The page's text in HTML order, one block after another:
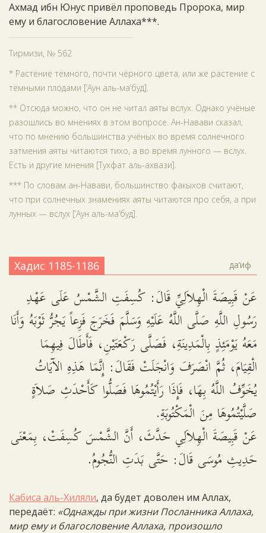
Ахмад ибн Юнус привёл проповедь Пророка, мир
ему и благословение Аллаха***.
Тирмизи, № 562
* Растение тёмного, почти чёрного цвета, или же растение с
тёмными плодами [‘Аун аль-ма‘буд].
** Отсюда можно, что он не читал аяты вслух. Однако учёные
разошлись во мнениях в этом вопросе. Ан-Навави сказал,
что по мнению большинства учёных во время солнечного
затмения аяты читаются тихо, а во время лунного — вслух.
Есть и другие мнения [Тухфат аль-ахвази].
*** По словам ан-Навави, большинство факыхов считают,
что при солнечных знамениях аяты читаются про себя, а при
лунных — вслух [‘Аун аль-ма‘буд].
Хадис 1185-1186 да‘иф
عَنْ قَبِيصَةَ الْهِلاَلِيِّ قَالَ: كُسِفَتِ الشَّمْسُ عَلَى عَهْدِ
رَسُولِ اللَّهِ صَلَّى اللَّهُ عَلَيْهِ وَسَلَّمَ فَخَرَجَ فَزِعاً يَجُرُّ ثَوْبَهُ وَأَنَا
مَعَهُ يَوْمَئِذٍ بِالْمَدِينَةِ، فَصَلَّى رَكْعَتَيْنِ، فَأَطَالَ فِيهِمَا
الْقِيَامَ، ثُمَّ انْصَرَفَ وَانْجَلَتْ فَقَالَ: إِنَّمَا هَذِهِ الآيَاتُ
يُخَوِّفُ اللَّهُ بِهَا، فَإِذَا رَأَيْتُمُوهَا فَصَلُّوا كَأَحْدَثِ صَلاَةٍ
صَلَّيْتُمُوهَا مِنَ الْمَكْتُوبَةِ.
عَنْ قَبِيصَةَ الْهِلاَلِي حَدَّثَ، أَنَّ الشَّمْسَ كُسِفَتْ، بِمَعْنَى
حَدِيثِ مُوسَى قَالَ: حَتَّى بَدَتِ النُّجُومُ.
Кабиса аль-Хиляли, да будет доволен им Аллах,
передаёт: «Однажды при жизни Посланника Аллаха,
мир ему и благословение Аллаха, произошло